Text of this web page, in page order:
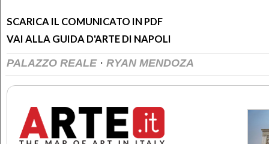
SCARICA IL COMUNICATO IN PDF
VAI ALLA GUIDA D'ARTE DI NAPOLI
PALAZZO REALE · RYAN MENDOZA